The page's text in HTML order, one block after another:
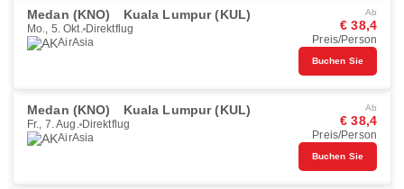
Medan (KNO) Kuala Lumpur (KUL)
Mo., 5. Okt. Direktflug
AirAsia
Ab
€ 38,4
Preis/Person
Buchen Sie
Medan (KNO) Kuala Lumpur (KUL)
Fr., 7. Aug. Direktflug
AirAsia
Ab
€ 38,4
Preis/Person
Buchen Sie